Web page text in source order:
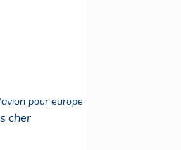
pour europe
cher